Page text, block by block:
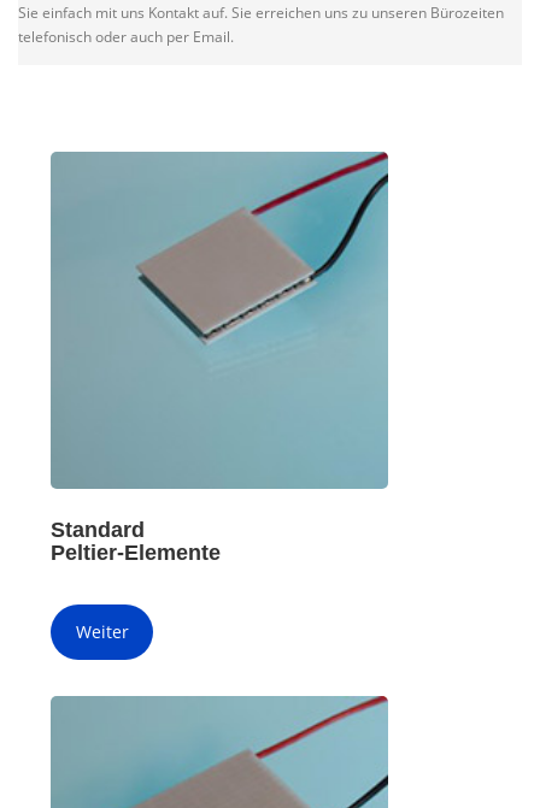
Sie einfach mit uns Kontakt auf. Sie erreichen uns zu unseren Bürozeiten
telefonisch oder auch per Email.
Standard
Peltier-Elemente
Weiter